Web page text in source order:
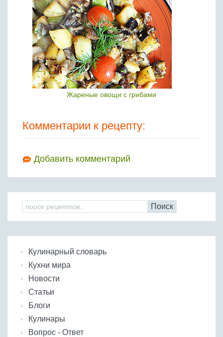
Жареные овощи с грибами
Комментарии к рецепту:
Добавить комментарий
Поиск
Кулинарный словарь
Кухни мира
Новости
Статьи
Блоги
Кулинары
Вопрос - Ответ